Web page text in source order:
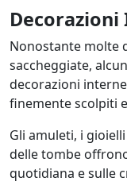
Nonostante molte
saccheggiate,
decorazioni
finemente scolpiti
Gli amuleti, i
delle tombe
quotidiana e sulle